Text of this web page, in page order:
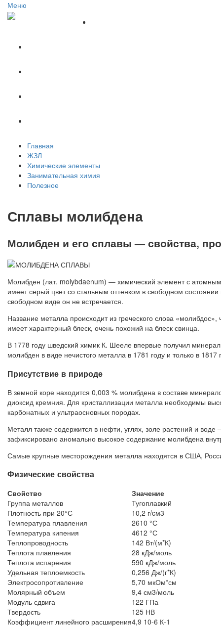
Меню
Главная
ЖЗЛ
Химические элементы
Занимательная химия
Полезное
Сплавы молибдена
Молибден и его сплавы — свойства,
Молибден (лат. molybdaenum) — химический элемент с
имеет серый цвет со стальным оттенком в свободном
свободном виде он не встречается.
Название металла происходит из греческого слова
имеет характерный блеск, очень похожий на блеск свинца.
В 1778 году шведский химик К. Шееле впервые получил
молибден в виде нечистого металла в 1781 году и только в
Присутствие в природе
В земной коре находится 0,003 % молибдена в составе
диоксид кремния. Для кристаллизации металла необходимы
карбонатных и ультраосновных породах.
Металл также содержится в нефти, углях, золе растений и
зафиксировано аномально высокое содержание молибдена
Самые крупные месторождения металла находятся в США,
Физические свойства
Свойство
Значение
Группа металлов
Тугоплавкий
Плотность при 20°С
10,2 г/cм3
Температура плавления
2610 °С
Температура кипения
4612 °С
Теплопроводность
142 Вт/(м*К)
Теплота плавления
28 кДж/моль
Теплота испарения
590 кДж/моль
Удельная теплоемкость
0,256 Дж/(г*К)
Электросопротивление
5,70 мкОм*см
Молярный объем
9,4 см3/моль
Модуль сдвига
122 ГПа
Твердость
125 НВ
Коэффициент линейного расширения4,9 10-6 К-1